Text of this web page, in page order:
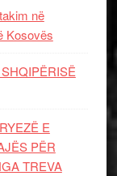
në
Kosovës
E
PËR
TREVA